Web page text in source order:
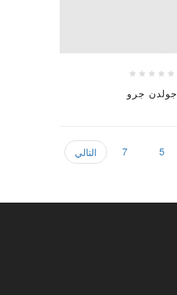
جولدن جرو
5
7 التالي